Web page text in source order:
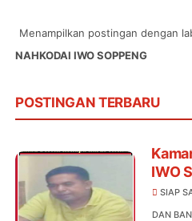
Menampilkan postingan dengan
NAHKODAI IWO SOPPENG
POSTINGAN TERBARU
IWO
SIAP
DAN